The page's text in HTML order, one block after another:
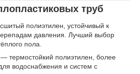
труб
полиэтилен, устойчивый к
давления. Лучший выбор
пола.
— термостойкий полиэтилен, более
водоснабжения и систем с